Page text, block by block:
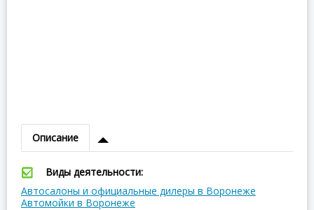
Описание
Виды деятельности:
Автосалоны и официальные дилеры в Воронеже
Автомойки в Воронеже